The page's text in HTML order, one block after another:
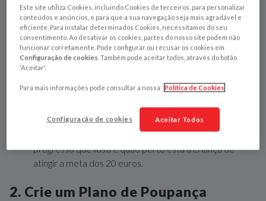
ou livro desejado no frasco de poupança ou no quadro
de poupança.
Histórias motivacionais: conte histórias ou exemplos
de outras crianças que pouparam para alcançar os seus
objetivos e que conseguiram atingi-los. Isto pode
Pequenos marcos : estabeleça pequenos marcos ao
longo do caminho. Por exemplo, se o objetivo é poupar
20 euros, celebre quando a criança atingir os primeiros
5 euros. Para motivação extra, desenhe uma barra de
progresso que ilustre quão perto está a criança de
atingir a meta dos 20 euros.
2. Crie um Plano de Poupança
Este site utiliza Cookies, incluindo Cookies de terceiros, para personalizar
conteúdos e anúncios, e para que a sua navegação seja mais agradável e
eficiente. Para instalar determinados Cookies, necessitamos do seu
consentimento. Ao desativar os cookies, partes do nosso site podem não
funcionar corretamente. Pode configurar ou recusar os cookies em
Configuração de cookies. Também pode aceitar todos, através do botão
'Aceitar'.
Para mais informações pode consultar a nossa Política de Cookies
Aceitar Todos
Configuração de cookies